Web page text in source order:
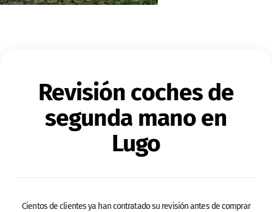
Revisión coches de
segunda mano en
Lugo
Cientos de clientes ya han contratado su revisión antes de comprar